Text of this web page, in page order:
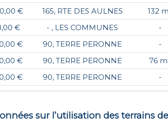
€ 165, RTE DES AULNES 132
€ - , LES COMMUNES -
€ 90, TERRE PERONNE -
€ 90, TERRE PERONNE 76
€ 90, TERRE PERONNE -
sur l’utilisation des terrains de